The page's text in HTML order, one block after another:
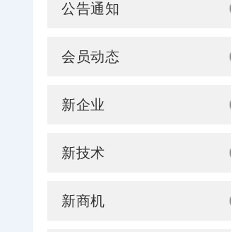
公告通知
会员动态
新企业
新技术
新商机